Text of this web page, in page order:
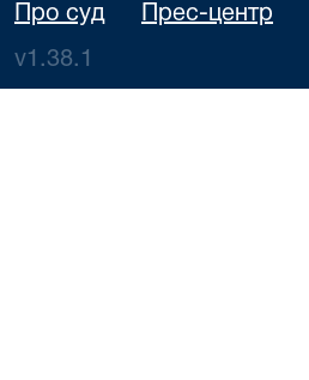
Про суд Прес-центр
v1.38.1